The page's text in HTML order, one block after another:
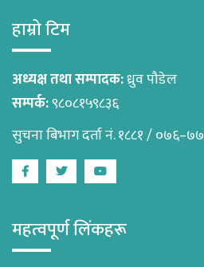
हाम्रो टिम
अध्यक्ष तथा सम्पादक:ध्रुव पौडेल
सम्पर्क:९८०८१५९८३६
सुचना बिभाग दर्ता नं. १८८१ / ०७६–७७
FacebookTwitterYoutube
महत्वपूर्ण लिंकहरू